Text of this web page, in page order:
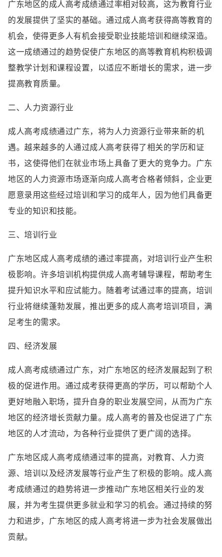
广东地区的成人高考成绩通过率相对较高，这为教育行业
的发展提供了坚实的基础。通过成人高考获得高等教育的
机会，使得更多人有机会接受职业技能培训和继续深造。
这一成绩通过的趋势促使广东地区的高等教育机构积极调
整教学计划和课程设置，以适应不断增长的需求，进一步
提高教育质量。
二、人力资源行业
成人高考成绩通过广东，将为人力资源行业带来新的机
遇。越来越多的人通过成人高考获得了相关的学历和证
书，这使得他们在就业市场上具备了更大的竞争力。广东
地区的人力资源市场逐渐向成人高考合格者倾斜，企业更
愿意录用这些经过培训和学习的成年人，因为他们具备更
专业的知识和技能。
三、培训行业
广东地区成人高考成绩的通过率提高，对培训行业产生积
极影响。许多培训机构提供成人高考辅导课程，帮助考生
提升知识水平和应试能力。随着考试通过率的提高，培训
行业将继续蓬勃发展，推出更多的成人高考培训项目，满
足考生的需求。
四、经济发展
成人高考成绩通过广东，对广东地区的经济发展起到了积
极的促进作用。通过成考获得更高的学历，可以帮助个人
更好地融入职场，提升自身的职业发展空间，从而为广东
地区的经济增长贡献力量。成人高考的普及也促进了广东
地区的人才流动，为各种行业提供了更广阔的选择。
广东地区成人高考成绩通过率的提高，对教育、人力资
源、培训以及经济发展等行业产生了积极的影响。成人高
考成绩通过的趋势将进一步推动广东地区相关行业的发
展，并为考生提供更多就业和学习的机会。通过持续的努
力和进步，广东地区的成人高考将进一步为社会发展做出
贡献。